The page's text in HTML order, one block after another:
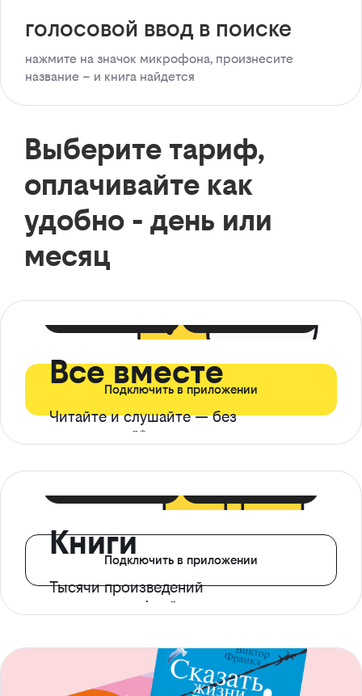
голосовой ввод в поиске
нажмите на значок микрофона, произнесите
название – и книга найдется
Выберите тариф,
оплачивайте как
удобно - день или
месяц
Все вместе
Читайте и слушайте — без
ограничений*
Подключить в приложении
Книги
Тысячи произведений
с доступом офлайн
Подключить в приложении